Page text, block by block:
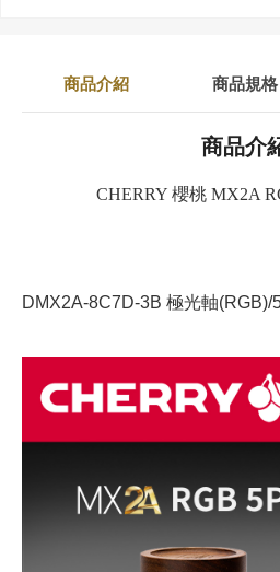
商品介紹 商品規格
商品介
CHERRY 櫻桃 MX2A
DMX2A-8C7D-3B 極光軸(RGB)/